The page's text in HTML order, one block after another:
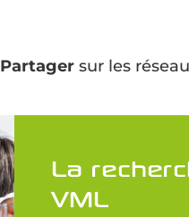
Partagersur les
La
VML